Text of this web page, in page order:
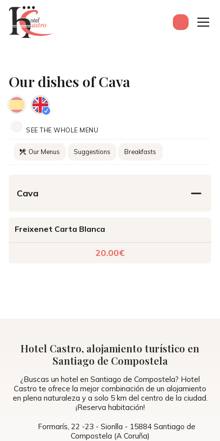
Our dishes of Cava
SEE THE WHOLE MENU
Our Menus Suggestions Breakfasts
Cava
Freixenet Carta Blanca
20.00€
Hotel Castro, alojamiento turístico en
Santiago de Compostela
¿Buscas un hotel en Santiago de Compostela? Hotel
Castro te ofrece la mejor combinación de un alojamiento
en plena naturaleza y a solo 5 km del centro de la ciudad.
¡Reserva habitación!
Formarís, 22 -23 - Sionlla - 15884 Santiago de
Compostela (A Coruña)